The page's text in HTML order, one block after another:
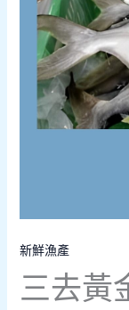
新鮮漁產
三去黃